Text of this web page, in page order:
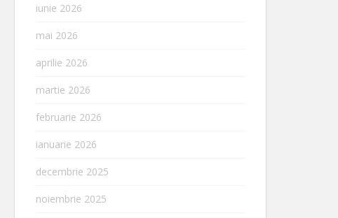
iunie 2026
mai 2026
aprilie 2026
martie 2026
februarie 2026
ianuarie 2026
decembrie 2025
noiembrie 2025